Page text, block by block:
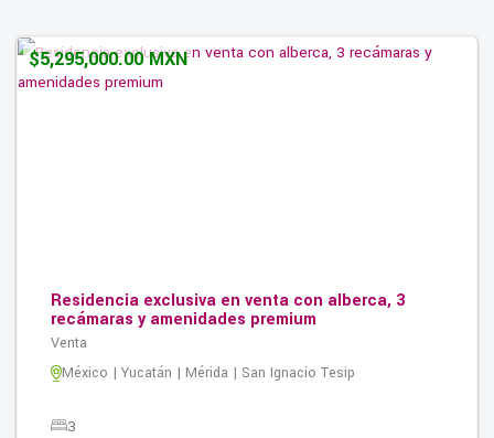
Residencia exclusiva en venta con alberca, 3
recámaras y amenidades premium
Venta
México | Yucatán | Mérida | San Ignacio Tesip
3
$5,295,000.00 MXN